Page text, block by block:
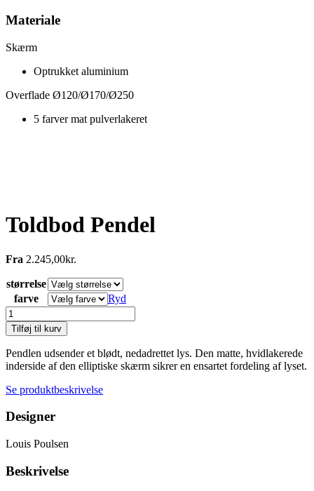
Materiale
Skærm
Optrukket aluminium
Overflade Ø120/Ø170/Ø250
5 farver mat pulverlakeret
Toldbod Pendel
Fra 2.245,00kr.
størrelse
farve
Ryd
Toldbod
Pendel
antal
Tilføj til kurv
Pendlen udsender et blødt, nedadrettet lys. Den matte, hvidlakerede
inderside af den elliptiske skærm sikrer en ensartet fordeling af lyset.
Se produktbeskrivelse
Designer
Louis Poulsen
Beskrivelse